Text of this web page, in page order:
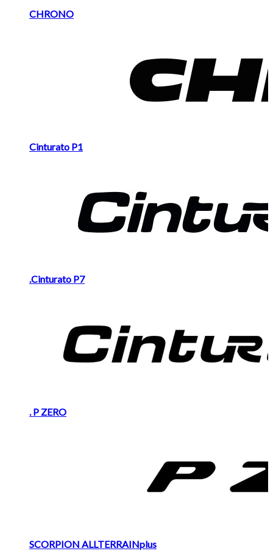
Brands
CHRONO
Cinturato P1
.Cinturato P7
. P ZERO
SCORPION ALLTERRAINplus